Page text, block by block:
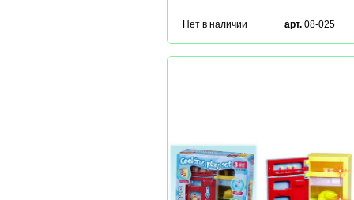
Нет в наличии арт. 08-025